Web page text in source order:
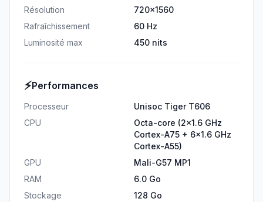
Résolution
720x1560
Rafraîchissement
60 Hz
Luminosité max
450 nits
⚡Performances
Processeur
Unisoc Tiger T606
CPU
Octa-core (2x1.6 GHz
Cortex-A75 + 6x1.6 GHz
Cortex-A55)
GPU
Mali-G57 MP1
RAM
6.0 Go
Stockage
128 Go